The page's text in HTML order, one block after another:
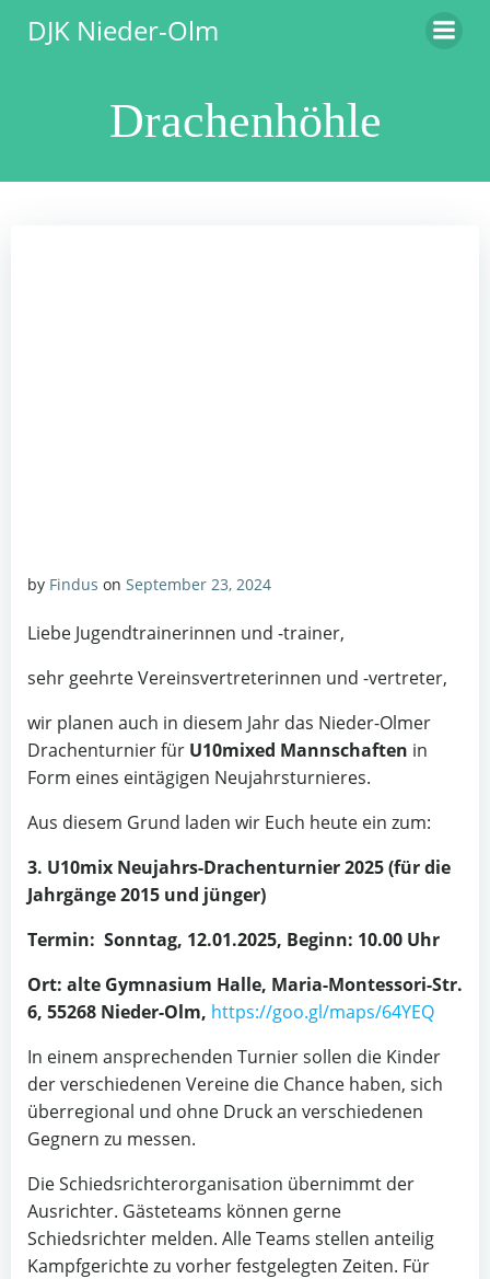
DJK Nieder-Olm
Drachenhöhle
by Findus on September 23, 2024
Liebe Jugendtrainerinnen und -trainer,
sehr geehrte Vereinsvertreterinnen und -vertreter,
wir planen auch in diesem Jahr das Nieder-Olmer
Drachenturnier für U10mixed Mannschaften in
Form eines eintägigen Neujahrsturnieres.
Aus diesem Grund laden wir Euch heute ein zum:
3. U10mix Neujahrs-Drachenturnier 2025 (für die
Jahrgänge 2015 und jünger)
Termin: Sonntag, 12.01.2025, Beginn: 10.00 Uhr
Ort: alte Gymnasium Halle, Maria-Montessori-Str.
6, 55268 Nieder-Olm, https://goo.gl/maps/64YEQ
In einem ansprechenden Turnier sollen die Kinder
der verschiedenen Vereine die Chance haben, sich
überregional und ohne Druck an verschiedenen
Gegnern zu messen.
Die Schiedsrichterorganisation übernimmt der
Ausrichter. Gästeteams können gerne
Schiedsrichter melden. Alle Teams stellen anteilig
Kampfgerichte zu vorher festgelegten Zeiten. Für